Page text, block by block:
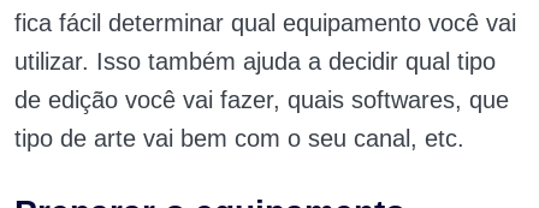
fica fácil determinar qual equipamento você vai
utilizar. Isso também ajuda a decidir qual tipo
de edição você vai fazer, quais softwares, que
tipo de arte vai bem com o seu canal, etc.